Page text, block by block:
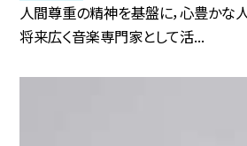
人間尊重の精神を基盤に，心豊かな
将来広く音楽専門家として活...